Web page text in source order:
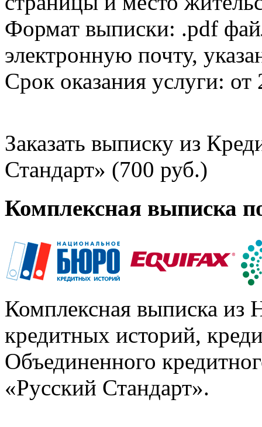
Формат выписки: .pdf
электронную почту,
Срок оказания услуги: от
Заказать выписку из
Стандарт» (700 руб.)
Комплексная выписка
Комплексная выписка из
кредитных историй,
Объединенного
«Русский Стандарт».